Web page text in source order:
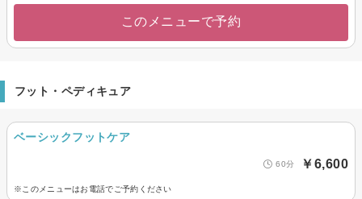
このメニューで予約
フット・ペディキュア
ベーシックフットケア
60分 ￥6,600
※このメニューはお電話でご予約ください